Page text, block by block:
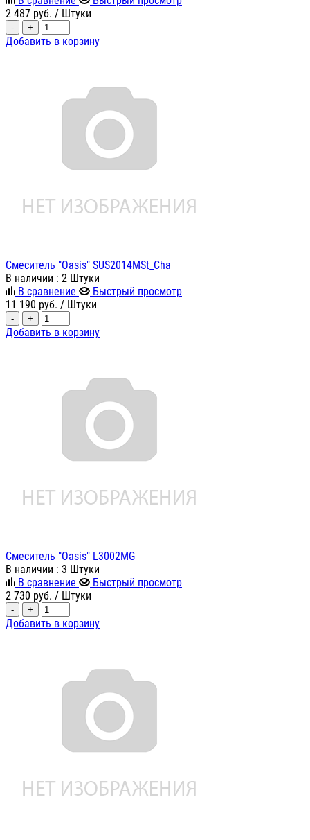
2 487 руб. / Штуки
- +
Добавить в корзину
Смеситель "Oasis" SUS2014MSt_Cha
В наличии : 2 Штуки
В сравнение
Быстрый просмотр
11 190 руб. / Штуки
- +
Добавить в корзину
Смеситель "Oasis" L3002MG
В наличии : 3 Штуки
В сравнение
Быстрый просмотр
2 730 руб. / Штуки
- +
Добавить в корзину